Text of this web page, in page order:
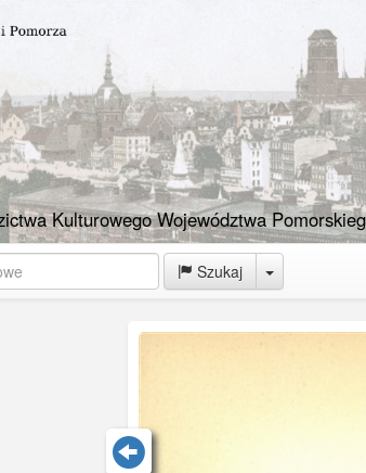
Kulturowego Województwa
Szukaj Toggle